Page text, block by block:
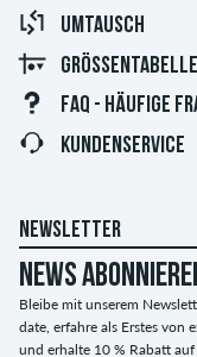
UMTAUSCH
FAQ - HÄUFIGE
KUNDENSERVICE
NEWSLETTER
News
Bleibe mit unserem
date, erfahre als Erstes von
und erhalte 10 % Rabatt